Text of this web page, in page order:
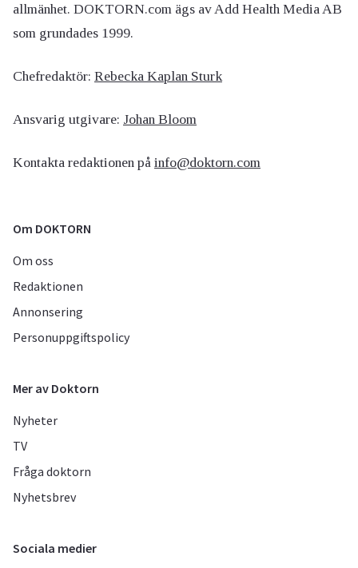
allmänhet. DOKTORN.com ägs av Add Health Media AB
som grundades 1999.
Chefredaktör: Rebecka Kaplan Sturk
Ansvarig utgivare: Johan Bloom
Kontakta redaktionen på info@doktorn.com
Om DOKTORN
Om oss
Redaktionen
Annonsering
Personuppgiftspolicy
Mer av Doktorn
Nyheter
TV
Fråga doktorn
Nyhetsbrev
Sociala medier